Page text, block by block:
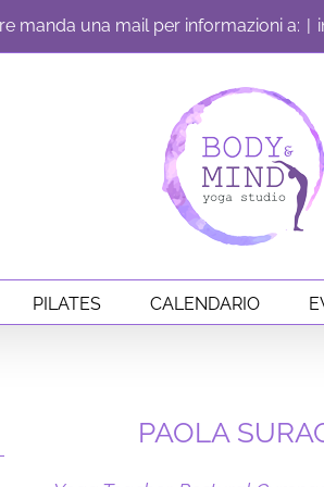
manda una mail per informazioni a: |
PILATES CALENDARIO
PAOLA